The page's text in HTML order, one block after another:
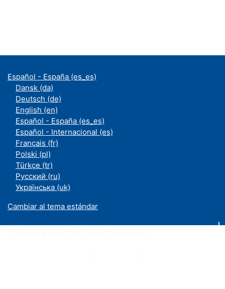
Español - España ‎(es_es)‎
Dansk ‎(da)‎
Deutsch ‎(de)‎
English ‎(en)‎
Español - España ‎(es_es)‎
Español - Internacional ‎(es)‎
Français ‎(fr)‎
Polski ‎(pl)‎
Türkçe ‎(tr)‎
Русский ‎(ru)‎
Українська ‎(uk)‎
Cambiar al tema estándar